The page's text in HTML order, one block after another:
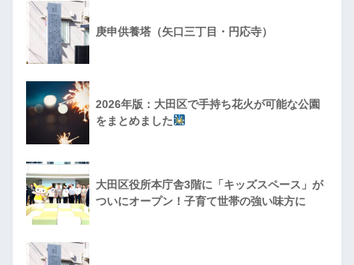
庚申供養塔（矢口三丁目・円応寺）
2026年版：大田区で手持ち花火が可能な公園
をまとめました
大田区役所本庁舎3階に「キッズスペース」が
ついにオープン！子育て世帯の強い味方に